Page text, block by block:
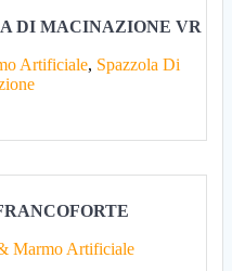
DI MACINAZIONE VR
Artificiale, Spazzola Di
Marmo Artificiale